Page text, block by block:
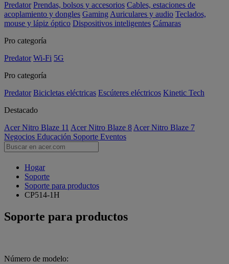
Predator Prendas, bolsos y accesorios Cables, estaciones de
acoplamiento y dongles Gaming Auriculares y audio Teclados,
mouse y lápiz óptico Dispositivos inteligentes Cámaras
Pro categoría
Predator Wi-Fi 5G
Pro categoría
Predator Bicicletas eléctricas Escúteres eléctricos Kinetic Tech
Destacado
Acer Nitro Blaze 11 Acer Nitro Blaze 8 Acer Nitro Blaze 7
Negocios Educación Soporte Eventos
Hogar
Soporte
Soporte para productos
CP514-1H
Soporte para productos
Número de modelo: